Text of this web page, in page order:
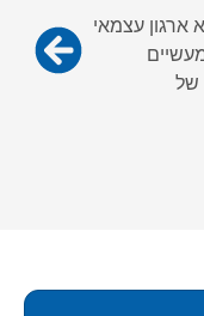
ארגון עצמאי
של